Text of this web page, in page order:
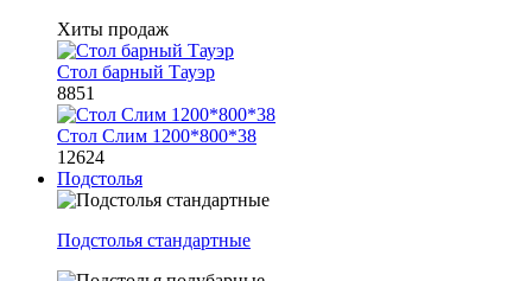
Хиты продаж
Стол барный Тауэр
8851
Стол Слим 1200*800*38
12624
Подстолья
Подстолья стандартные